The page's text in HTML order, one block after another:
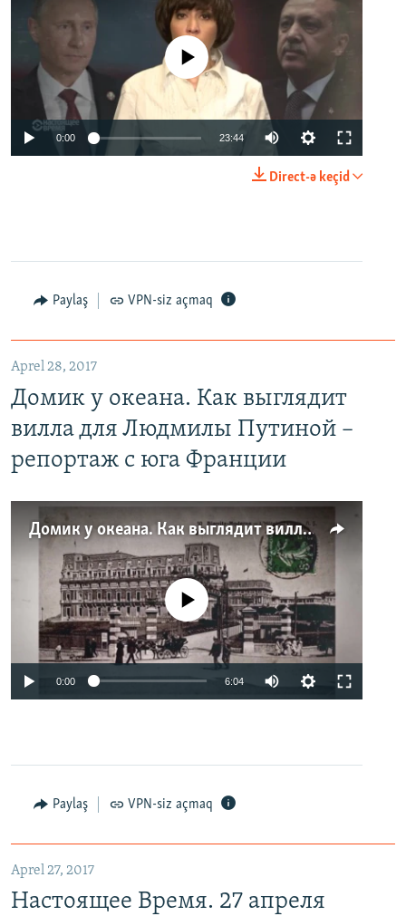
No media source currently available
0:00 23:44
Direct-ə keçid
Paylaş VPN-siz açmaq
Aprel 28, 2017
Домик у океана. Как выглядит
вилла для Людмилы Путиной –
репортаж с юга Франции
Домик у океана. Как выглядит вилла для Людмилы Путиной – репортаж с юга Франции
No media source currently available
0:00 6:04
Paylaş VPN-siz açmaq
Aprel 27, 2017
Настоящее Время. 27 апреля